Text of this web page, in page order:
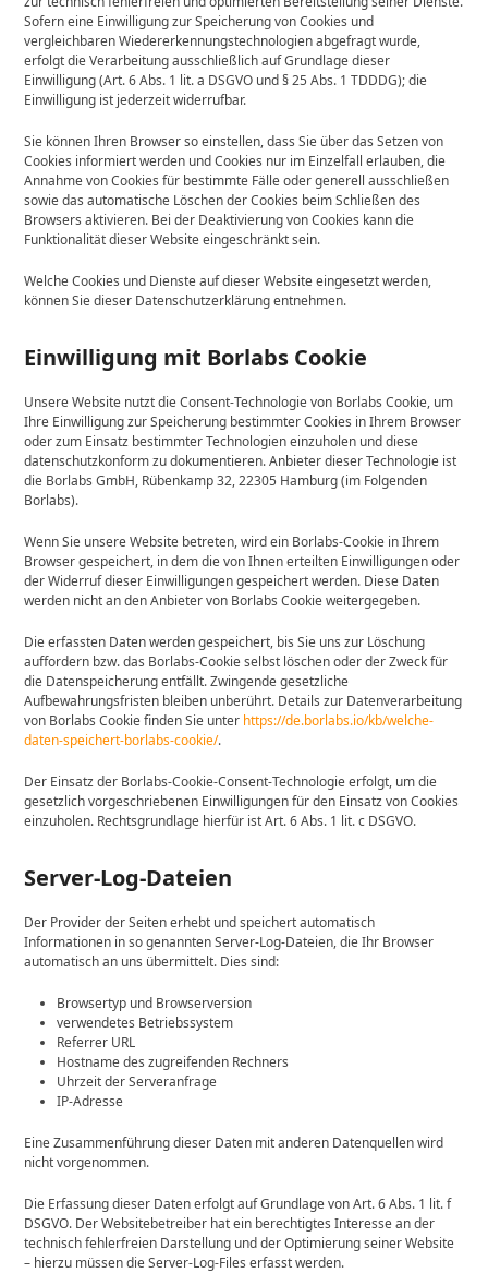
Sofern eine Einwilligung zur Speicherung von Cookies und
vergleichbaren Wiedererkennungstechnologien abgefragt wurde,
erfolgt die Verarbeitung ausschließlich auf Grundlage dieser
Einwilligung (Art. 6 Abs. 1 lit. a DSGVO und § 25 Abs. 1 TDDDG); die
Einwilligung ist jederzeit widerrufbar.
Sie können Ihren Browser so einstellen, dass Sie über das Setzen von
Cookies informiert werden und Cookies nur im Einzelfall erlauben, die
Annahme von Cookies für bestimmte Fälle oder generell ausschließen
sowie das automatische Löschen der Cookies beim Schließen des
Browsers aktivieren. Bei der Deaktivierung von Cookies kann die
Funktionalität dieser Website eingeschränkt sein.
Welche Cookies und Dienste auf dieser Website eingesetzt werden,
können Sie dieser Datenschutzerklärung entnehmen.
Einwilligung mit Borlabs Cookie
Unsere Website nutzt die Consent-Technologie von Borlabs Cookie, um
Ihre Einwilligung zur Speicherung bestimmter Cookies in Ihrem Browser
oder zum Einsatz bestimmter Technologien einzuholen und diese
datenschutzkonform zu dokumentieren. Anbieter dieser Technologie ist
die Borlabs GmbH, Rübenkamp 32, 22305 Hamburg (im Folgenden
Borlabs).
Wenn Sie unsere Website betreten, wird ein Borlabs-Cookie in Ihrem
Browser gespeichert, in dem die von Ihnen erteilten Einwilligungen oder
der Widerruf dieser Einwilligungen gespeichert werden. Diese Daten
werden nicht an den Anbieter von Borlabs Cookie weitergegeben.
Die erfassten Daten werden gespeichert, bis Sie uns zur Löschung
auffordern bzw. das Borlabs-Cookie selbst löschen oder der Zweck für
die Datenspeicherung entfällt. Zwingende gesetzliche
Aufbewahrungsfristen bleiben unberührt. Details zur Datenverarbeitung
von Borlabs Cookie finden Sie unter https://de.borlabs.io/kb/welche-
daten-speichert-borlabs-cookie/.
Der Einsatz der Borlabs-Cookie-Consent-Technologie erfolgt, um die
gesetzlich vorgeschriebenen Einwilligungen für den Einsatz von Cookies
einzuholen. Rechtsgrundlage hierfür ist Art. 6 Abs. 1 lit. c DSGVO.
Server-Log-Dateien
Der Provider der Seiten erhebt und speichert automatisch
Informationen in so genannten Server-Log-Dateien, die Ihr Browser
automatisch an uns übermittelt. Dies sind:
Browsertyp und Browserversion
verwendetes Betriebssystem
Referrer URL
Hostname des zugreifenden Rechners
Uhrzeit der Serveranfrage
IP-Adresse
Eine Zusammenführung dieser Daten mit anderen Datenquellen wird
nicht vorgenommen.
Die Erfassung dieser Daten erfolgt auf Grundlage von Art. 6 Abs. 1 lit. f
DSGVO. Der Websitebetreiber hat ein berechtigtes Interesse an der
technisch fehlerfreien Darstellung und der Optimierung seiner Website
– hierzu müssen die Server-Log-Files erfasst werden.